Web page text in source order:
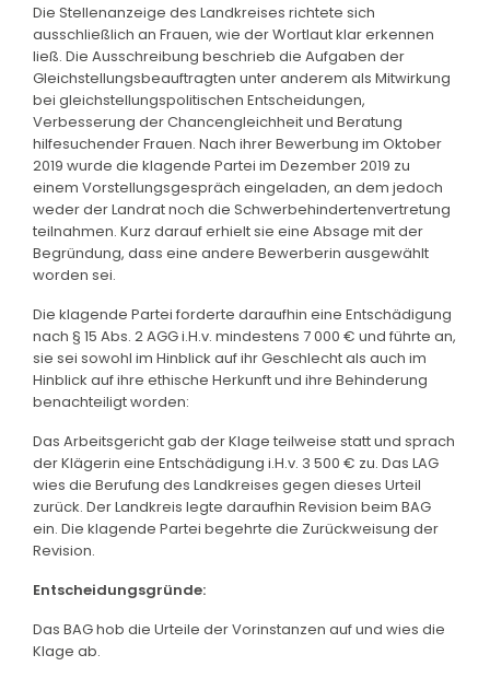
Die Stellenanzeige des Landkreises richtete sich
ausschließlich an Frauen, wie der Wortlaut klar erkennen
ließ. Die Ausschreibung beschrieb die Aufgaben der
Gleichstellungsbeauftragten unter anderem als Mitwirkung
bei gleichstellungspolitischen Entscheidungen,
Verbesserung der Chancengleichheit und Beratung
hilfesuchender Frauen. Nach ihrer Bewerbung im Oktober
2019 wurde die klagende Partei im Dezember 2019 zu
einem Vorstellungsgespräch eingeladen, an dem jedoch
weder der Landrat noch die Schwerbehindertenvertretung
teilnahmen. Kurz darauf erhielt sie eine Absage mit der
Begründung, dass eine andere Bewerberin ausgewählt
worden sei.
Die klagende Partei forderte daraufhin eine Entschädigung
nach § 15 Abs. 2 AGG i.H.v. mindestens 7 000 € und führte an,
sie sei sowohl im Hinblick auf ihr Geschlecht als auch im
Hinblick auf ihre ethische Herkunft und ihre Behinderung
benachteiligt worden:
Das Arbeitsgericht gab der Klage teilweise statt und sprach
der Klägerin eine Entschädigung i.H.v. 3 500 € zu. Das LAG
wies die Berufung des Landkreises gegen dieses Urteil
zurück. Der Landkreis legte daraufhin Revision beim BAG
ein. Die klagende Partei begehrte die Zurückweisung der
Revision.
Entscheidungsgründe:
Das BAG hob die Urteile der Vorinstanzen auf und wies die
Klage ab.